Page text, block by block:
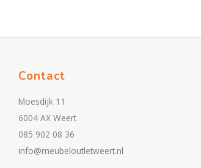
Contact
Moesdijk 11
6004 AX Weert
085 902 08 36
info@meubeloutletweert.nl